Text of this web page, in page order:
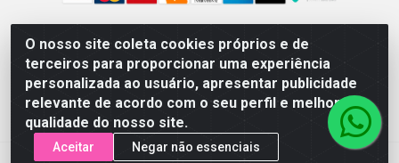
O nosso site coleta cookies próprios e de
terceiros para proporcionar uma experiência
personalizada ao usuário, apresentar publicidade
relevante de acordo com o seu perfil e melhorar a
qualidade do nosso site.
Aceitar Negar não essenciais
ARMAZEM DOS COSMETICOS DISTRIBUIDORA LTDA -
Av.Transnordestina, 2222 - Parque Ipê, Feira de Santana/BA -
CEP 44.054-008 - CNPJ 07.246.802/0001-25